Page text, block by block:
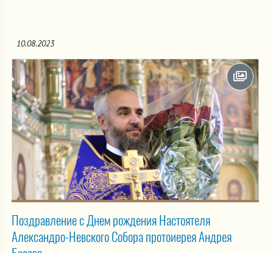
10.08.2023
Поздравление с Днем рождения Настоятеля
Александро-Невского Собора протоиерея Андрея